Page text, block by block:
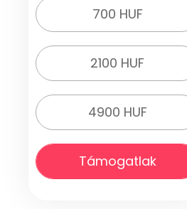
700 HUF
2100 HUF
4900 HUF
Támogatlak